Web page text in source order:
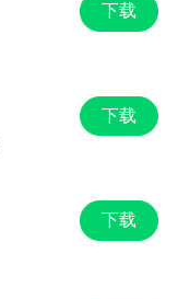
下载
下载
下载